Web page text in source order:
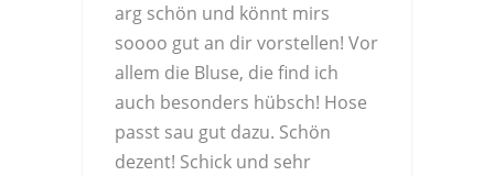
arg schön und könnt mirs
soooo gut an dir vorstellen! Vor
allem die Bluse, die find ich
auch besonders hübsch! Hose
passt sau gut dazu. Schön
dezent! Schick und sehr